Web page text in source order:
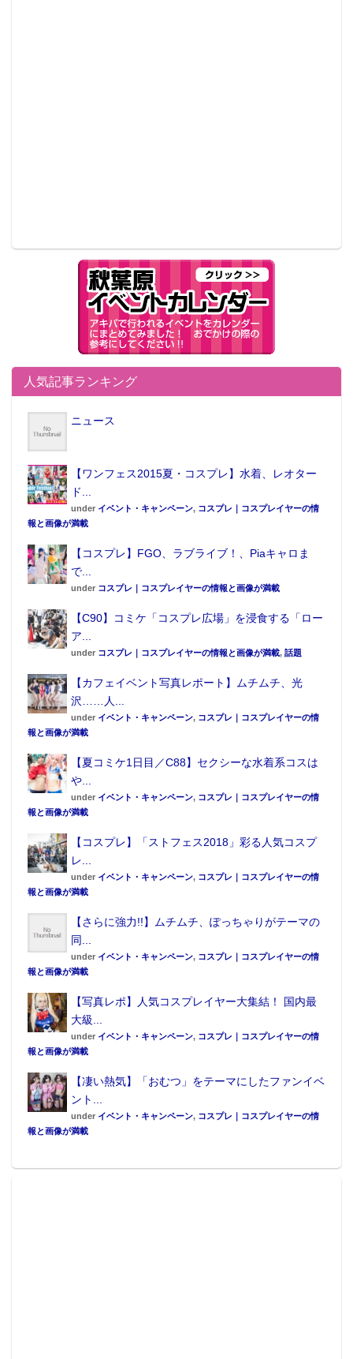
人気記事ランキング
ニュース
【ワンフェス2015夏・コスプレ】水着、レオター
ド...
under イベント・キャンペーン, コスプレ｜コスプレイヤーの情
報と画像が満載
【コスプレ】FGO、ラブライブ！、Piaキャロま
で...
under コスプレ｜コスプレイヤーの情報と画像が満載
【C90】コミケ「コスプレ広場」を浸食する「ロー
ア...
under コスプレ｜コスプレイヤーの情報と画像が満載, 話題
【カフェイベント写真レポート】ムチムチ、光
沢……人...
under イベント・キャンペーン, コスプレ｜コスプレイヤーの情
報と画像が満載
【夏コミケ1日目／C88】セクシーな水着系コスは
や...
under イベント・キャンペーン, コスプレ｜コスプレイヤーの情
報と画像が満載
【コスプレ】「ストフェス2018」彩る人気コスプ
レ...
under イベント・キャンペーン, コスプレ｜コスプレイヤーの情
報と画像が満載
【さらに強力!!】ムチムチ、ぽっちゃりがテーマの
同...
under イベント・キャンペーン, コスプレ｜コスプレイヤーの情
報と画像が満載
【写真レポ】人気コスプレイヤー大集結！ 国内最
大級...
under イベント・キャンペーン, コスプレ｜コスプレイヤーの情
報と画像が満載
【凄い熱気】「おむつ」をテーマにしたファンイベ
ント...
under イベント・キャンペーン, コスプレ｜コスプレイヤーの情
報と画像が満載